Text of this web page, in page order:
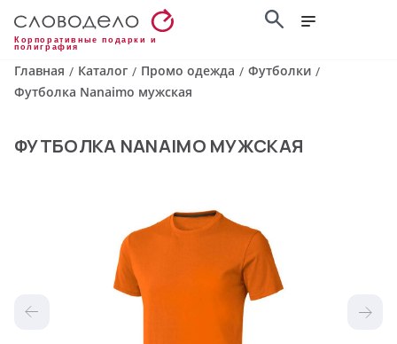
Корпоративные подарки и
полиграфия
Главная / Каталог / Промо одежда / Футболки /
Футболка Nanaimo мужская
ФУТБОЛКА NANAIMO МУЖСКАЯ